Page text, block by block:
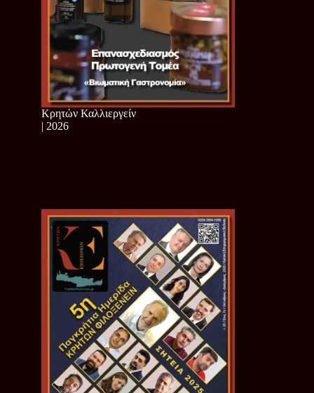
Κρητών Καλλιεργείν
| 2026